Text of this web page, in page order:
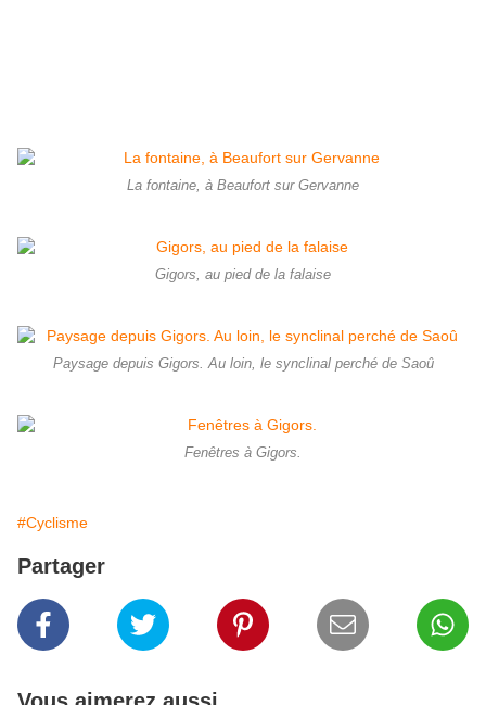
La fontaine, à Beaufort sur Gervanne
Gigors, au pied de la falaise
Paysage depuis Gigors. Au loin, le synclinal perché de Saoû
Fenêtres à Gigors.
#Cyclisme
Partager